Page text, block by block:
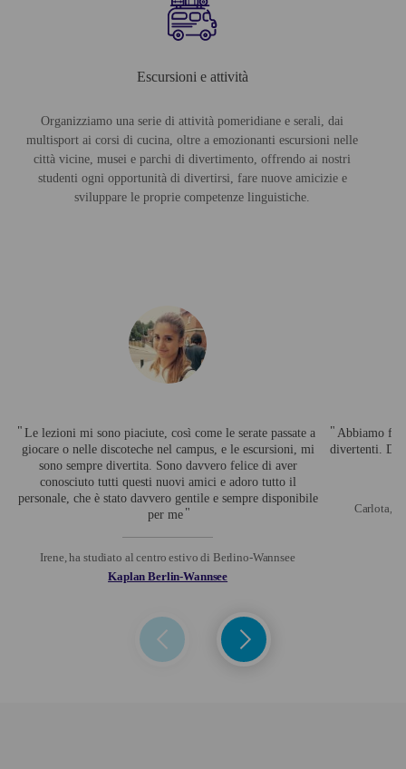
Escursioni e attività
Organizziamo una serie di attività pomeridiane e serali, dai
multisport ai corsi di cucina, oltre a emozionanti escursioni nelle
città vicine, musei e parchi di divertimento, offrendo ai nostri
studenti ogni opportunità di divertirsi, fare nuove amicizie e
sviluppare le proprie competenze linguistiche.
Le lezioni mi sono piaciute, così come le serate passate a
giocare o nelle discoteche nel campus, e le escursioni, mi
sono sempre divertita. Sono davvero felice di aver
conosciuto tutti questi nuovi amici e adoro tutto il
personale, che è stato davvero gentile e sempre disponibile
per me
Irene, ha studiato al centro estivo di Berlino-Wannsee
Kaplan Berlin-Wannsee
Abbiamo
divertenti.
Carlota,